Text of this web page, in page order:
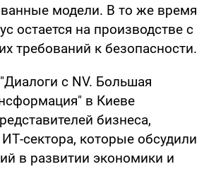
модели. В то же время
остается на производстве с
требований к безопасности.
с NV. Большая
в Киеве
бизнеса,
ИТ-сектора, которые обсудили
в развитии экономики и